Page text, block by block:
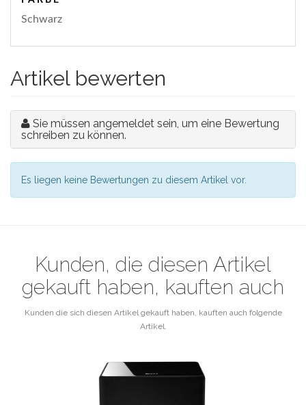
Schwarz
Artikel bewerten
Sie müssen angemeldet sein, um eine Bewertung
schreiben zu können.
Es liegen keine Bewertungen zu diesem Artikel vor.
Kunden, die diesen Artikel
gekauft haben, kauften auch
Kunden die sich diesen Artikel gekauft haben, kauften auch folgende
Artikel.